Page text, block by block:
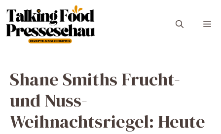
Inhalt
springen
Shane Smiths Frucht-
und Nuss-
Weihnachtsriegel: Heute